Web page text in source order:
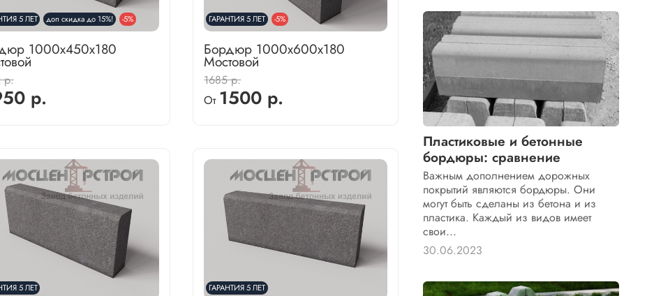
5 ЛЕТ доп скидка до 15%! -5%
1000х450х180
р.
р.
ГАРАНТИЯ 5 ЛЕТ -5%
Бордюр 1000х600х180
Мостовой
1685 р.
От 1500 р.
5 ЛЕТ ГАРАНТИЯ 5 ЛЕТ
Пластиковые и бетонные
бордюры: сравнение
Важным дополнением дорожных
покрытий являются бордюры. Они
могут быть сделаны из бетона и из
пластика. Каждый из видов имеет
свои...
30.06.2023